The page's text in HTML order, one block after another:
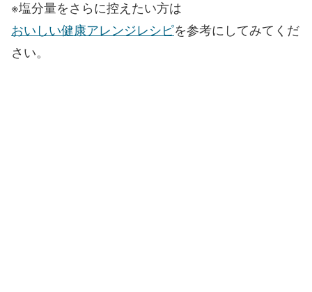
※塩分量をさらに控えたい方は
おいしい健康アレンジレシピを参考にしてみてくだ
さい。